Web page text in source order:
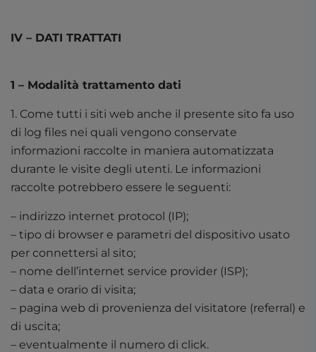
IV – DATI TRATTATI
1 – Modalità trattamento dati
1. Come tutti i siti web anche il presente sito fa uso
di log files nei quali vengono conservate
informazioni raccolte in maniera automatizzata
durante le visite degli utenti. Le informazioni
raccolte potrebbero essere le seguenti:
– indirizzo internet protocol (IP);
– tipo di browser e parametri del dispositivo usato
per connettersi al sito;
– nome dell’internet service provider (ISP);
– data e orario di visita;
– pagina web di provenienza del visitatore (referral) e
di uscita;
– eventualmente il numero di click.